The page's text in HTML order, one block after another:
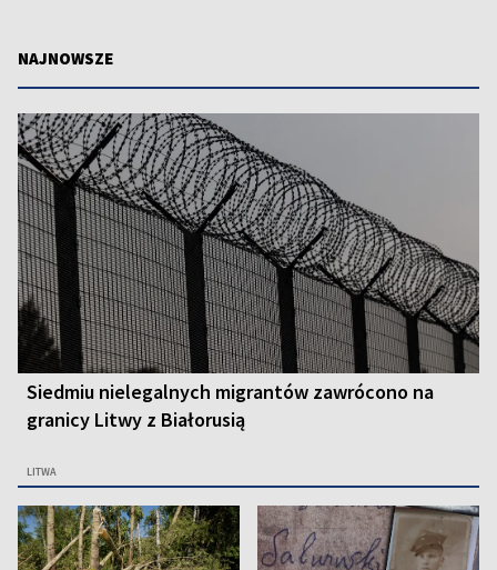
NAJNOWSZE
Siedmiu nielegalnych migrantów zawrócono na
granicy Litwy z Białorusią
LITWA